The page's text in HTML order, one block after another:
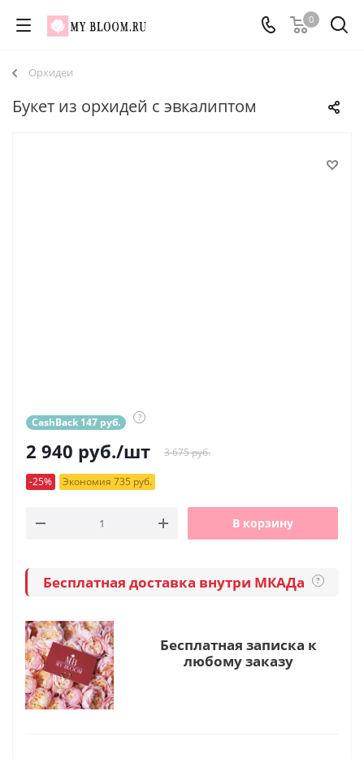
0
Орхидеи
Букет из орхидей с эвкалиптом
CashBack 147 руб. ?
2 940 руб./шт 3 675 руб.
-25% Экономия 735 руб.
В корзину
Бесплатная доставка внутри МКАДа ?
Бесплатная записка к
любому заказу